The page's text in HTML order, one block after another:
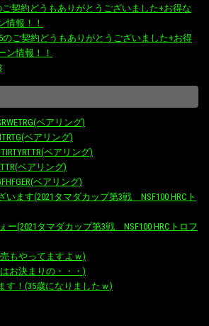
契約どうもありがとうございました+お得な
情報！！
のご契約どうもありがとうございました+お得
ン情報！！
ベアリング)
ベアリング)
ベアリング)
ベアリング)
ベアリング)
います(2021タマダカップ第3戦 NSF100 HRCト
ー(2021タマダカップ第3戦 NSF100 HRCトロフ
もやってますよｗ)
お決まりの・・・)
す！(35歳になりましたｗ)